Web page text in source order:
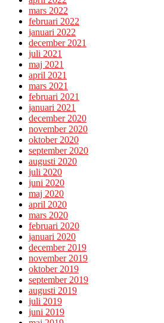
mars 2022
februari 2022
januari 2022
december 2021
juli 2021
maj 2021
april 2021
mars 2021
februari 2021
januari 2021
december 2020
november 2020
oktober 2020
september 2020
augusti 2020
juli 2020
juni 2020
maj 2020
april 2020
mars 2020
februari 2020
januari 2020
december 2019
november 2019
oktober 2019
september 2019
augusti 2019
juli 2019
juni 2019